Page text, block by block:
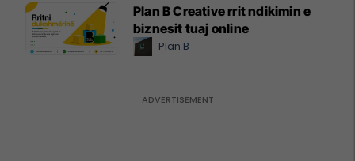
Plan B Creative rrit ndikimin e
biznesit tuaj online
Plan B